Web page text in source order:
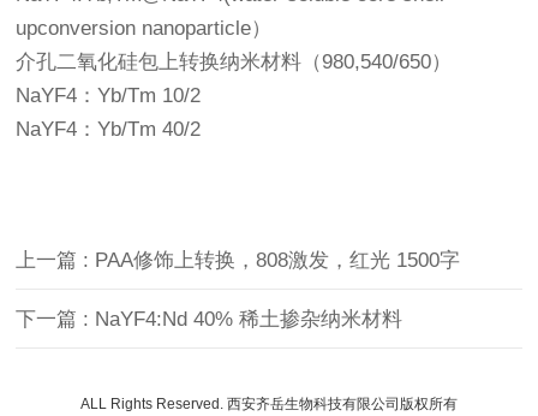
upconversion nanoparticle）
介孔二氧化硅包上转换纳米材料（980,540/650）
NaYF4：Yb/Tm 10/2
NaYF4：Yb/Tm 40/2
上一篇 : PAA修饰上转换，808激发，红光 1500字
下一篇 : NaYF4:Nd 40% 稀土掺杂纳米材料
ALL Rights Reserved. 西安齐岳生物科技有限公司版权所有